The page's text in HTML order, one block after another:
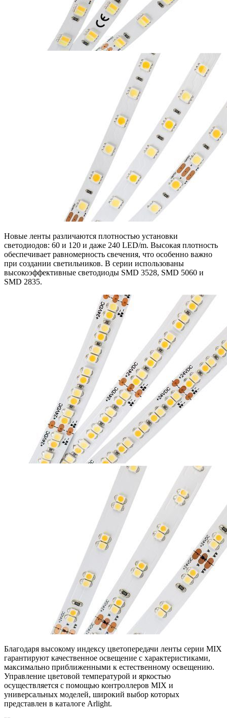
Новые ленты различаются плотностью установки
светодиодов: 60 и 120 и даже 240 LED/m. Высокая плотность
обеспечивает равномерность свечения, что особенно важно
при создании светильников. В серии использованы
высокоэффективные светодиоды SMD 3528, SMD 5060 и
SMD 2835.
Благодаря высокому индексу цветопередачи ленты серии MIX
гарантируют качественное освещение с характеристиками,
максимально приближенными к естественному освещению.
Управление цветовой температурой и яркостью
осуществляется с помощью контроллеров MIX и
универсальных моделей, широкий выбор которых
представлен в каталоге Arlight.